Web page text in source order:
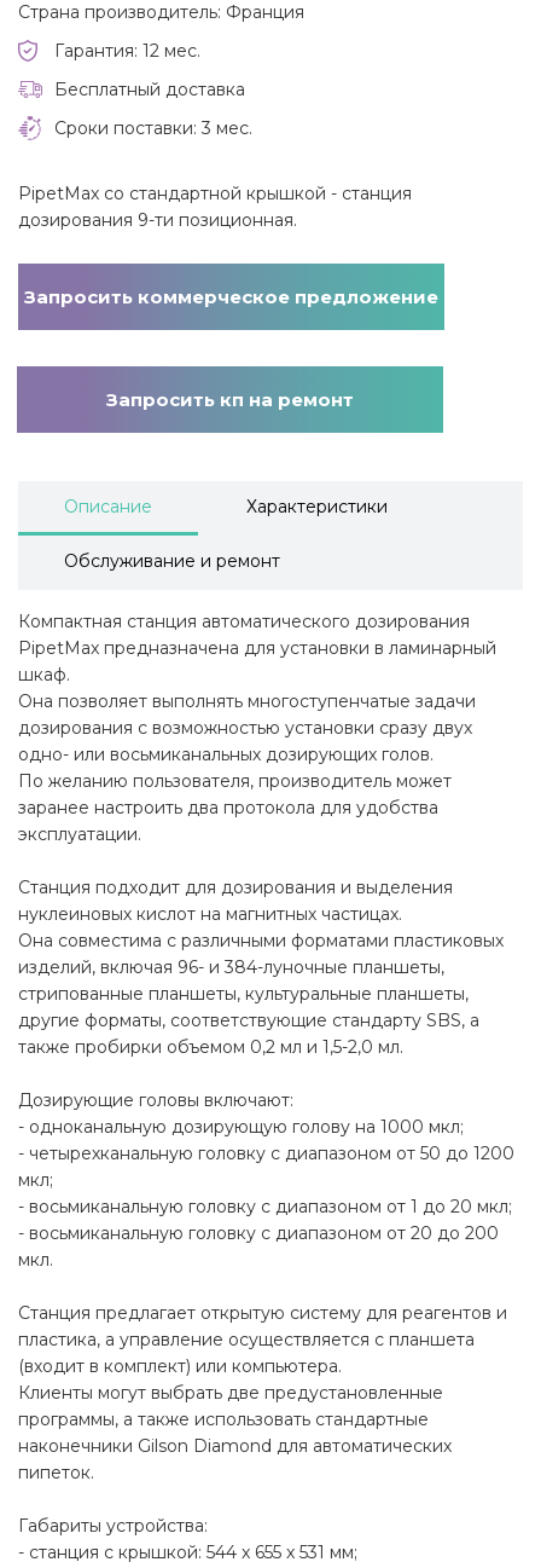
Страна производитель: Франция
Гарантия: 12 мес.
Бесплатный доставка
Сроки поставки: 3 мес.
PipetMax со стандартной крышкой - станция
дозирования 9-ти позиционная.
Запросить коммерческое предложение
Запросить кп на ремонт
Описание Характеристики
Обслуживание и ремонт
Компактная станция автоматического дозирования
PipetMax предназначена для установки в ламинарный
шкаф.
Она позволяет выполнять многоступенчатые задачи
дозирования с возможностью установки сразу двух
одно- или восьмиканальных дозирующих голов.
По желанию пользователя, производитель может
заранее настроить два протокола для удобства
эксплуатации.
Станция подходит для дозирования и выделения
нуклеиновых кислот на магнитных частицах.
Она совместима с различными форматами пластиковых
изделий, включая 96- и 384-луночные планшеты,
стрипованные планшеты, культуральные планшеты,
другие форматы, соответствующие стандарту SBS, а
также пробирки объемом 0,2 мл и 1,5-2,0 мл.
Дозирующие головы включают:
- одноканальную дозирующую голову на 1000 мкл;
- четырехканальную головку с диапазоном от 50 до 1200
мкл;
- восьмиканальную головку с диапазоном от 1 до 20 мкл;
- восьмиканальную головку с диапазоном от 20 до 200
мкл.
Станция предлагает открытую систему для реагентов и
пластика, а управление осуществляется с планшета
(входит в комплект) или компьютера.
Клиенты могут выбрать две предустановленные
программы, а также использовать стандартные
наконечники Gilson Diamond для автоматических
пипеток.
Габариты устройства:
- станция с крышкой: 544 x 655 x 531 мм;